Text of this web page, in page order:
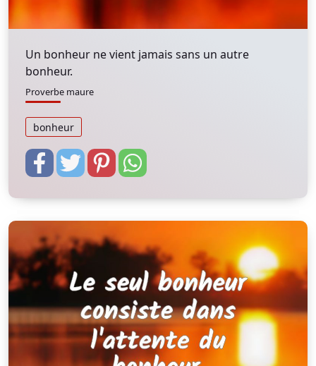
Un bonheur ne vient jamais sans un autre
bonheur.
Proverbe maure
bonheur